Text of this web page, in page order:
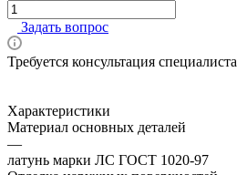
Задать вопрос
Требуется консультация специалиста
Характеристики
Материал основных деталей
—
латунь марки ЛС ГОСТ 1020-97